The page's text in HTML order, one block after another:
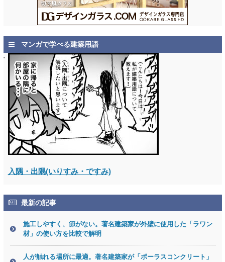
マンガで学べる建築用語
入隅・出隅(いりすみ・ですみ)
最新の記事
施工しやすく、節がない。著名建築家が外壁に使用した「ラワン
材」の使い方を比較で解明
人が触れる場所に最適。著名建築家が「ポーラスコンクリート」